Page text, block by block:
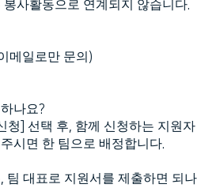
사활동으로 연계되지 않습니다.
메일로만 문의 )
나요?
청] 선택 후, 함께 신청하는 지원자
시면 한 팀으로 배정합니다.
, 팀 대표로 지원서를 제출하면 되나